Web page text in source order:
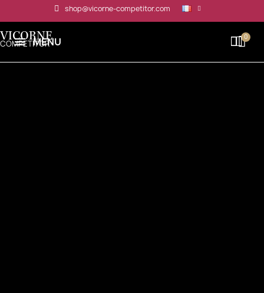
shop@vicorne-competitor.com
MENU
VICORNE
COMPETITOR
Panneau de gestion des cookies